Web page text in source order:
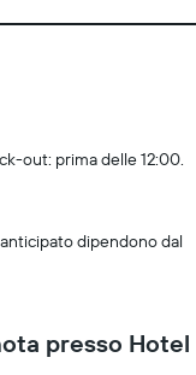
out: prima delle 12:00.
dipendono dal
presso Hotel